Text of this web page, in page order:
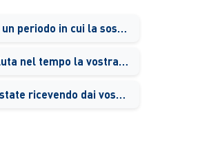
Siete partiti in un periodo in cui la sostenibilità non era ancora così al centro dell’attenzione…
Come si è evoluta nel tempo la vostra rete distributiva?
Che feedback state ricevendo dai vostri clienti, partner e rivenditori?